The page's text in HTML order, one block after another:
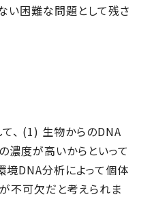
い困難な問題として残さ
、 (1) 生物からのDNA
濃度が高いからといって
境DNA分析によって個体
不可欠だと考えられま